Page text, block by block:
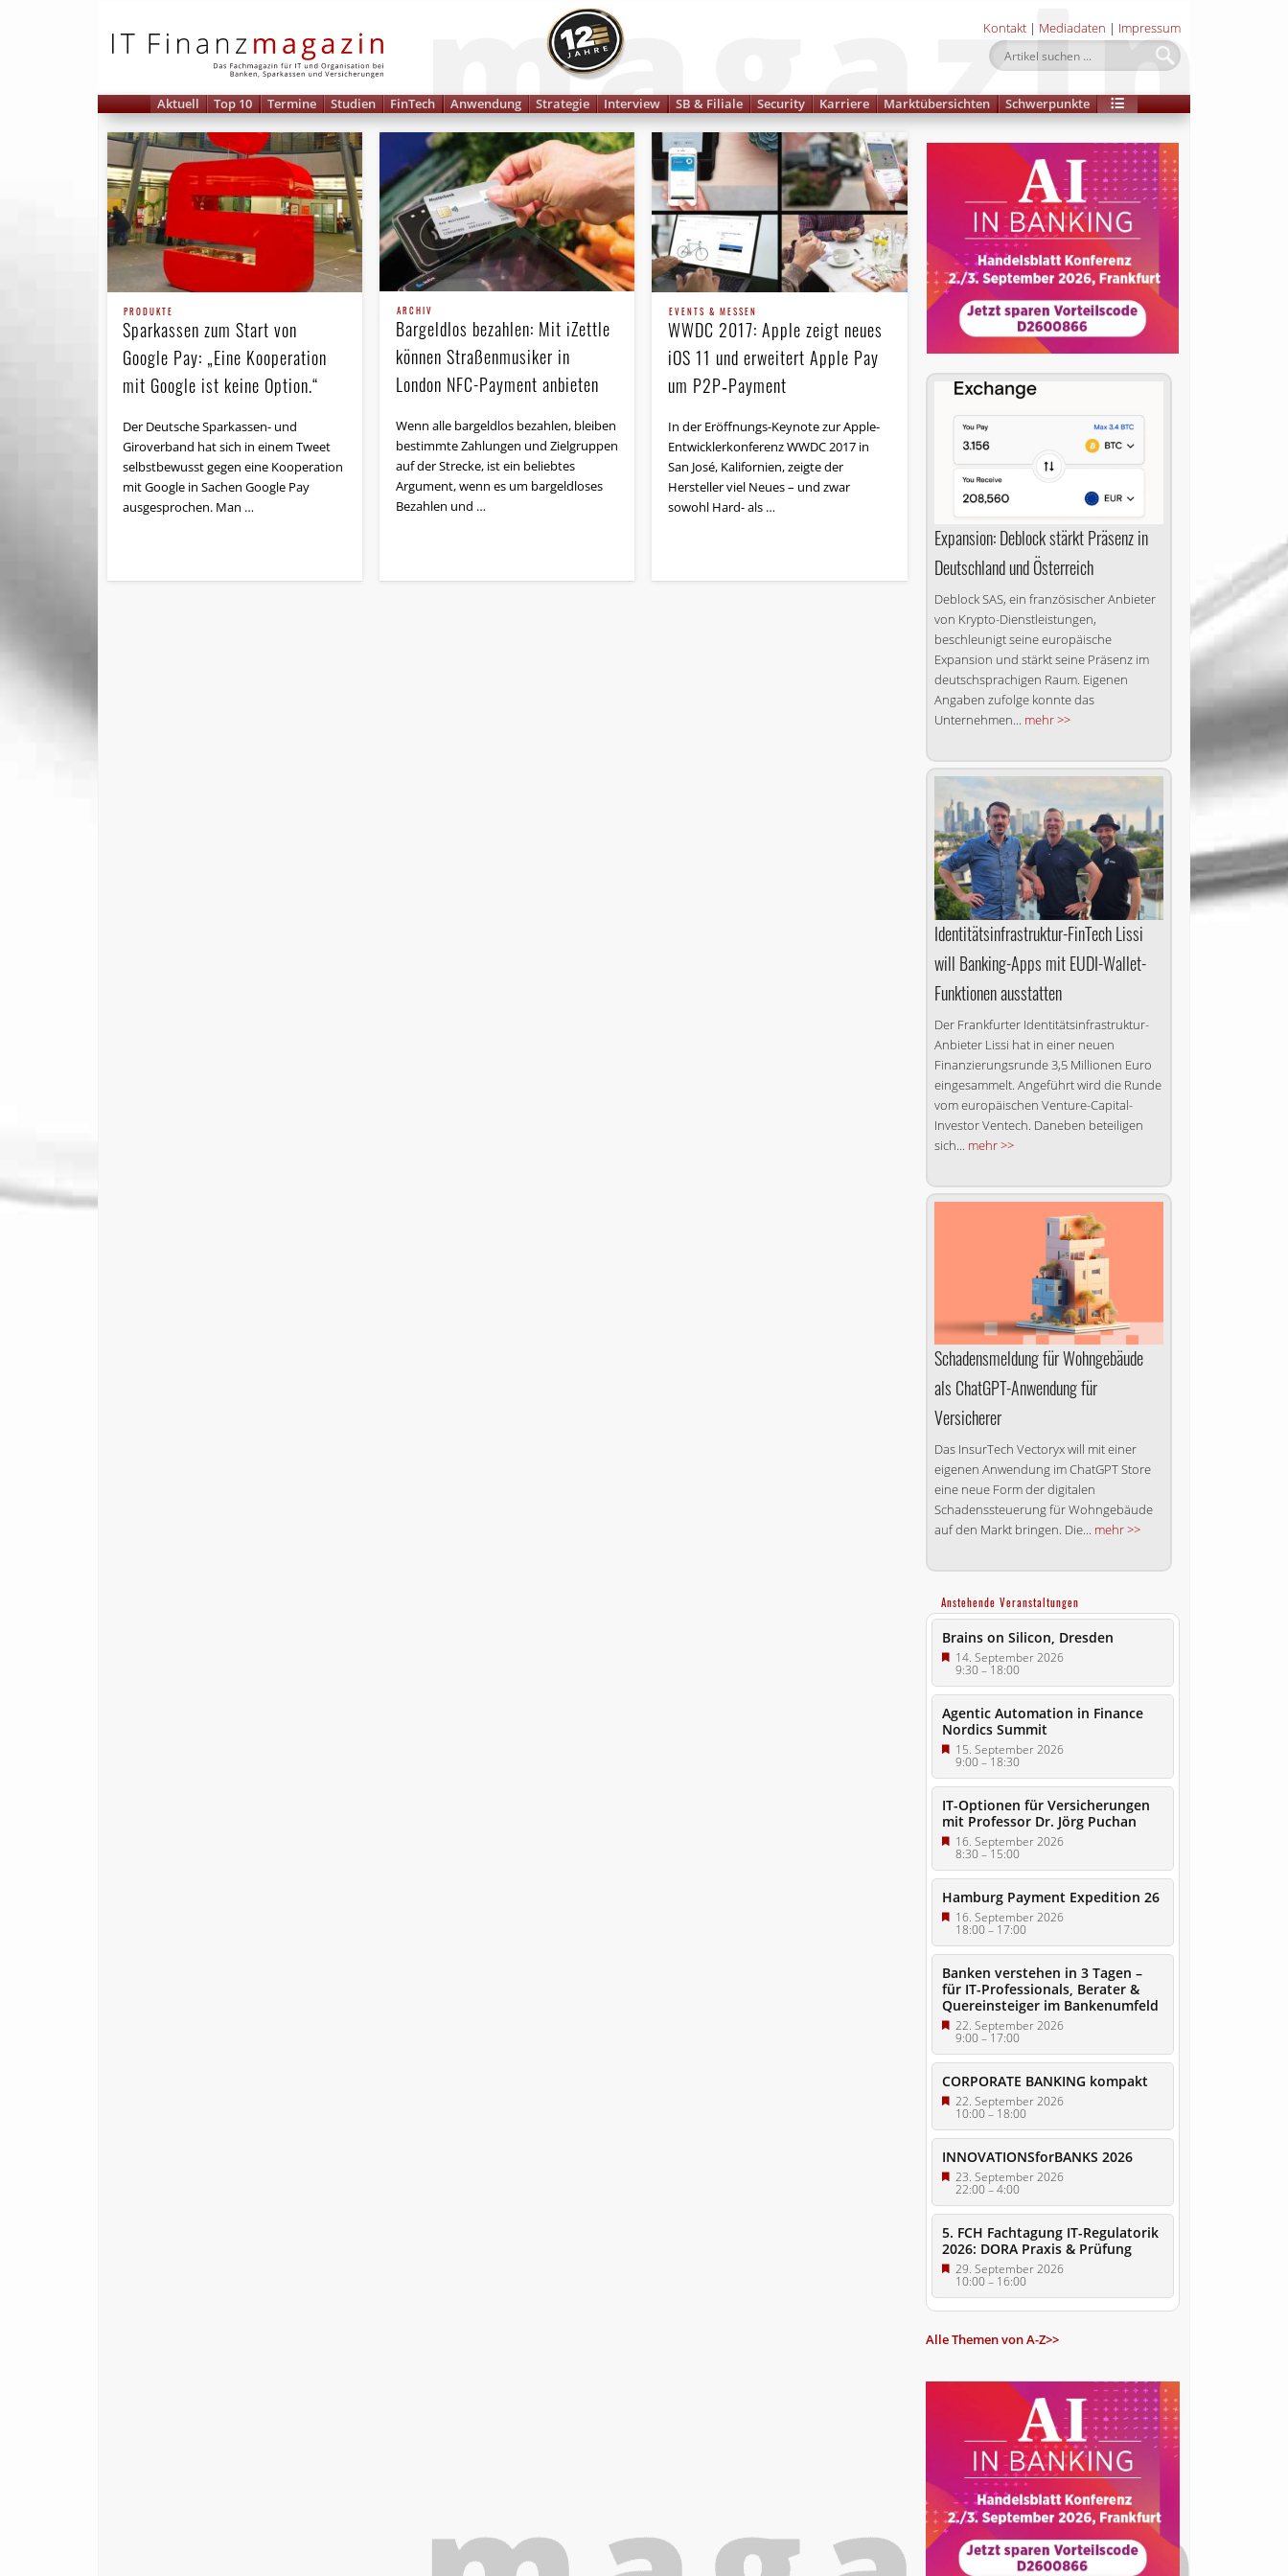
Kontakt | Mediadaten | Impressum
Aktuell Top 10 Termine Studien FinTech Anwendung Strategie Interview SB & Filiale Security Karriere Marktübersichten Schwerpunkte
PRODUKTE
Sparkassen zum Start von
Google Pay: „Eine Kooperation
mit Google ist keine Option.“
Der Deutsche Sparkassen- und
Giroverband hat sich in einem Tweet
selbstbewusst gegen eine Kooperation
mit Google in Sachen Google Pay
ausgesprochen. Man …
ARCHIV
Bargeldlos bezahlen: Mit iZettle
können Straßenmusiker in
London NFC-Payment anbieten
Wenn alle bargeldlos bezahlen, bleiben
bestimmte Zahlungen und Zielgruppen
auf der Strecke, ist ein beliebtes
Argument, wenn es um bargeldloses
Bezahlen und …
EVENTS & MESSEN
WWDC 2017: Apple zeigt neues
iOS 11 und erweitert Apple Pay
um P2P‑Payment
In der Eröffnungs-Keynote zur Apple-
Entwicklerkonferenz WWDC 2017 in
San José, Kalifornien, zeigte der
Hersteller viel Neues – und zwar
sowohl Hard- als …
Expansion: Deblock stärkt Präsenz in
Deutschland und Österreich
Deblock SAS, ein französischer Anbieter
von Krypto-Dienstleistungen,
beschleunigt seine europäische
Expansion und stärkt seine Präsenz im
deutschsprachigen Raum. Eigenen
Angaben zufolge konnte das
Unternehmen... mehr >>
Identitätsinfrastruktur-FinTech Lissi
will Banking-Apps mit EUDI-Wallet-
Funktionen ausstatten
Der Frankfurter Identitäts­infrastruktur-
Anbieter Lissi hat in einer neuen
Finanzierungsrunde 3,5 Millionen Euro
eingesammelt. Angeführt wird die Runde
vom europäischen Venture-Capital-
Investor Ventech. Daneben beteiligen
sich... mehr >>
Schadensmeldung für Wohngebäude
als ChatGPT-Anwendung für
Versicherer
Das InsurTech Vectoryx will mit einer
eigenen Anwendung im ChatGPT Store
eine neue Form der digitalen
Schadenssteuerung für Wohngebäude
auf den Markt bringen. Die... mehr >>
Anstehende Veranstaltungen
Brains on Silicon, Dresden
14. September 2026
9:30–18:00
Agentic Automation in Finance
Nordics Summit
15. September 2026
9:00–18:30
IT-Optionen für Versicherungen
mit Professor Dr. Jörg Puchan
16. September 2026
8:30–15:00
Hamburg Payment Expedition 26
16. September 2026
18:00– 17:00
Banken verstehen in 3 Tagen –
für IT-Professionals, Berater &
Quereinsteiger im Bankenumfeld
22. September 2026
9:00–17:00
CORPORATE BANKING kompakt
22. September 2026
10:00– 18:00
INNOVATIONSforBANKS 2026
23. September 2026
22:00–4:00
5. FCH Fachtagung IT-Regulatorik
2026: DORA Praxis & Prüfung
29. September 2026
10:00– 16:00
Alle Themen von A-Z>>